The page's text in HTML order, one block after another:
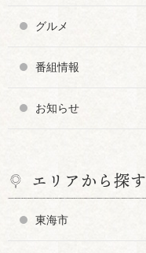
グルメ
番組情報
お知らせ
エリアから探す
東海市